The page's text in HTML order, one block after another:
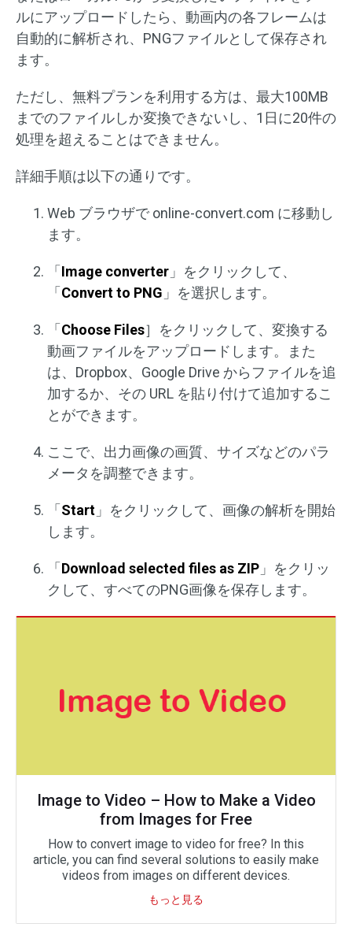
ルにアップロードしたら、動画内の各フレームは
自動的に解析され、PNGファイルとして保存され
ます。
ただし、無料プランを利用する方は、最大100MB
までのファイルしか変換できないし、1日に20件の
処理を超えることはできません。
詳細手順は以下の通りです。
Web ブラウザで online-convert.com に移動し
ます。
「 Image converter 」をクリックして、
「 Convert to PNG 」を選択します。
「 Choose Files］をクリックして、変換する
動画ファイルをアップロードします。また
は、Dropbox、Google Drive からファイルを追
加するか、その URL を貼り付けて追加するこ
とができます。
ここで、出力画像の画質、サイズなどのパラ
メータを調整できます。
「 Start 」をクリックして、画像の解析を開始
します。
「 Download selected files as ZIP 」をクリッ
クして、すべてのPNG画像を保存します。
Image to Video – How to Make a Video
from Images for Free
How to convert image to video for free? In this
article, you can find several solutions to easily make
videos from images on different devices.
もっと見る